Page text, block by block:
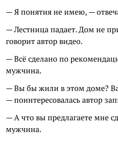
— Я понятия не имею, —
— Лестница падает. Дом не
говорит автор видео.
— Всё сделано по
мужчина.
— Вы бы жили в этом доме?
— поинтересовалась автор
— А что вы предлагаете мне
мужчина.